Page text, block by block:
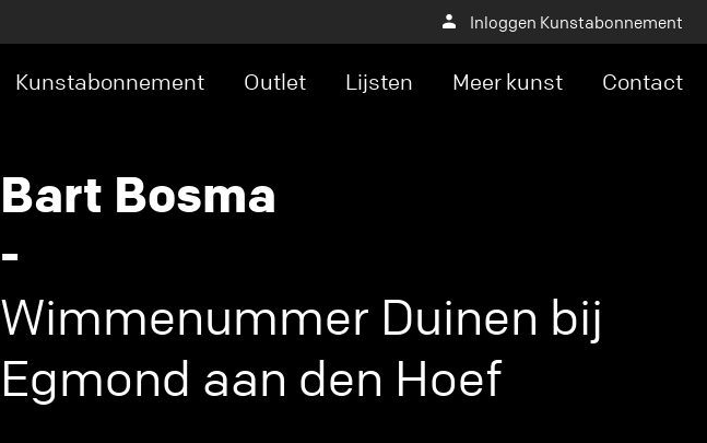
Inloggen Kunstabonnement
Kunstabonnement Outlet Lijsten Meer kunst Contact
Bart Bosma
-
Wimmenummer Duinen bij
Egmond aan den Hoef